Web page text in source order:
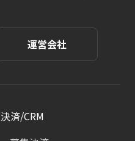
運営会社
決済/CRM